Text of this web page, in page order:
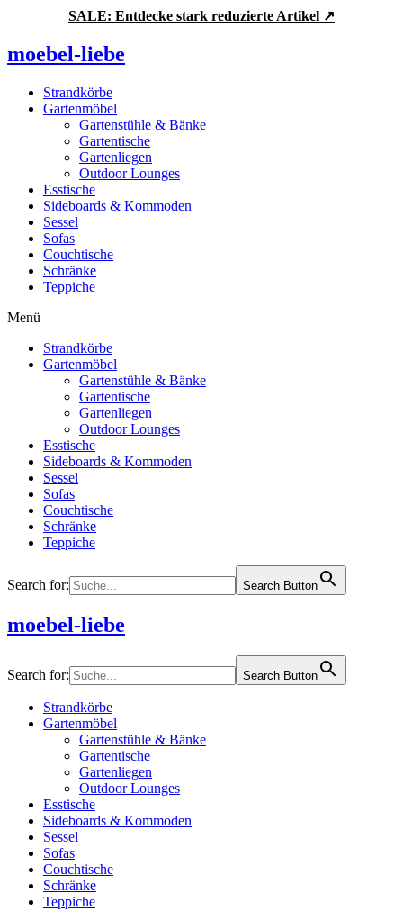
springen
SALE: Entdecke stark reduzierte Artikel ↗
moebel-liebe
Strandkörbe
Gartenmöbel
Gartenstühle & Bänke
Gartentische
Gartenliegen
Outdoor Lounges
Esstische
Sideboards & Kommoden
Sessel
Sofas
Couchtische
Schränke
Teppiche
Menü
Strandkörbe
Gartenmöbel
Gartenstühle & Bänke
Gartentische
Gartenliegen
Outdoor Lounges
Esstische
Sideboards & Kommoden
Sessel
Sofas
Couchtische
Schränke
Teppiche
Search for: Search Button
moebel-liebe
Search for: Search Button
Strandkörbe
Gartenmöbel
Gartenstühle & Bänke
Gartentische
Gartenliegen
Outdoor Lounges
Esstische
Sideboards & Kommoden
Sessel
Sofas
Couchtische
Schränke
Teppiche